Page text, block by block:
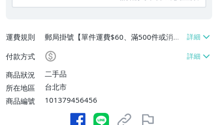
運費規則
郵局掛號【單件運費$60、滿500件或消費
滿$20000免運費】
付款方式
商品狀況
二手品
所在地區
台北市
商品編號
101379456456